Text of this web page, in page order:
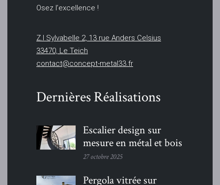
Osez l’excellence !
Z.I Sylvabelle 2, 13 rue Anders Celsius
33470, Le Teich
contact@concept-metal33.fr
Dernières Réalisations
Escalier design sur
mesure en métal et bois
27 octobre 2025
Pergola vitrée sur